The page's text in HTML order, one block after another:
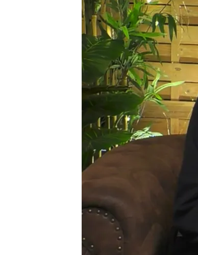
First Dates
24 ABR 2025 - 23:10h.
Begoña, tras
que me
Arturo llevaba
vida: “No es
Carlos Sobera
continuas faltas
es de
sigue siendo del
las mujeres varios